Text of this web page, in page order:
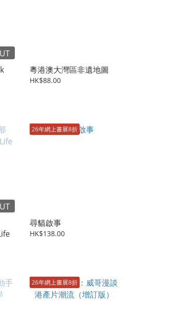
粵港澳大灣區非遺地圖
HK$88.00
26年網上書展8折
尋貓啟事
HK$138.00
26年網上書展8折